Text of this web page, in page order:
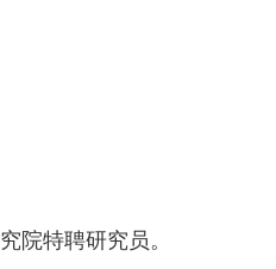
院特聘研究员。